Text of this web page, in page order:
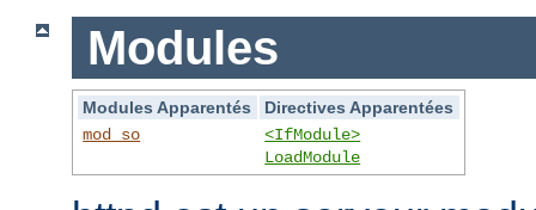
Modules
Modules Apparentés
Directives Apparentées
mod_so
<IfModule>
LoadModule